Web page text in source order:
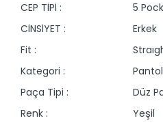
CEP TİPİ :
5
CİNSİYET :
Erkek
Fit :
Kategori :
Paça Tipi :
Düz
Renk :
Yeşil